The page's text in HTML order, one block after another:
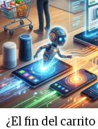
¿El fin del carrito